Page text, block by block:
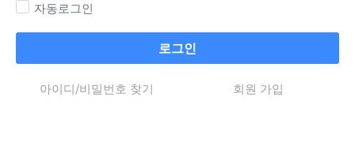
자동로그인
로그인
아이디/비밀번호 찾기 회원 가입